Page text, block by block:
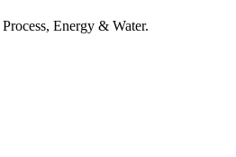
Energy & Water.